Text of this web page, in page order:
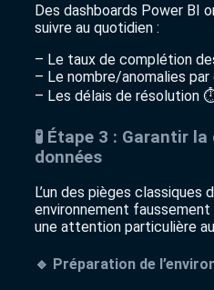
Des dashboards Power BI
suivre au quotidien :
– Le taux de complétion
– Le nombre/anomalies
– Les délais de résolution
🧪 Étape 3 : Garantir
données
L’un des pièges classiques
environnement
une attention particulière
🔹 Préparation de